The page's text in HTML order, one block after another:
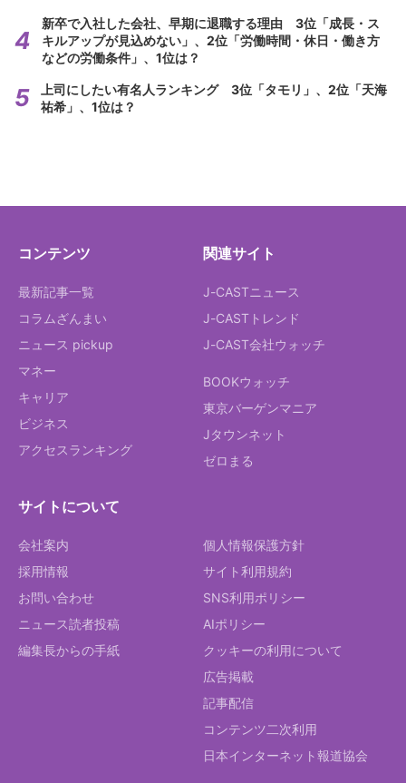
新卒で入社した会社、早期に退職する理由 3位「成長・ス
キルアップが見込めない」、2位「労働時間・休日・働き方
などの労働条件」、1位は？
上司にしたい有名人ランキング 3位「タモリ」、2位「天海
祐希」、1位は？
コンテンツ
最新記事一覧
コラムざんまい
ニュース pickup
マネー
キャリア
ビジネス
アクセスランキング
関連サイト
J-CASTニュース
J-CASTトレンド
J-CAST会社ウォッチ
BOOKウォッチ
東京バーゲンマニア
Jタウンネット
ゼロまる
サイトについて
会社案内
採用情報
お問い合わせ
ニュース読者投稿
編集長からの手紙
個人情報保護方針
サイト利用規約
SNS利用ポリシー
AIポリシー
クッキーの利用について
広告掲載
記事配信
コンテンツ二次利用
日本インターネット報道協会